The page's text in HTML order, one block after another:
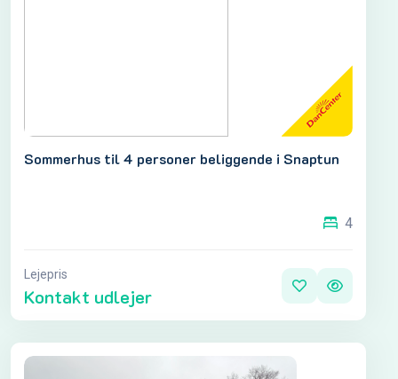
Sommerhus til 4 personer beliggende i Snaptun
4
Lejepris
Kontakt udlejer